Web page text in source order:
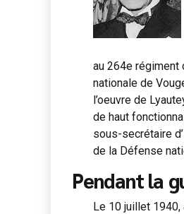
au 264e régiment
nationale de
l’oeuvre de
de haut
sous-secrétaire
de la Défense
Pendant la
Le 10 juillet 1940,